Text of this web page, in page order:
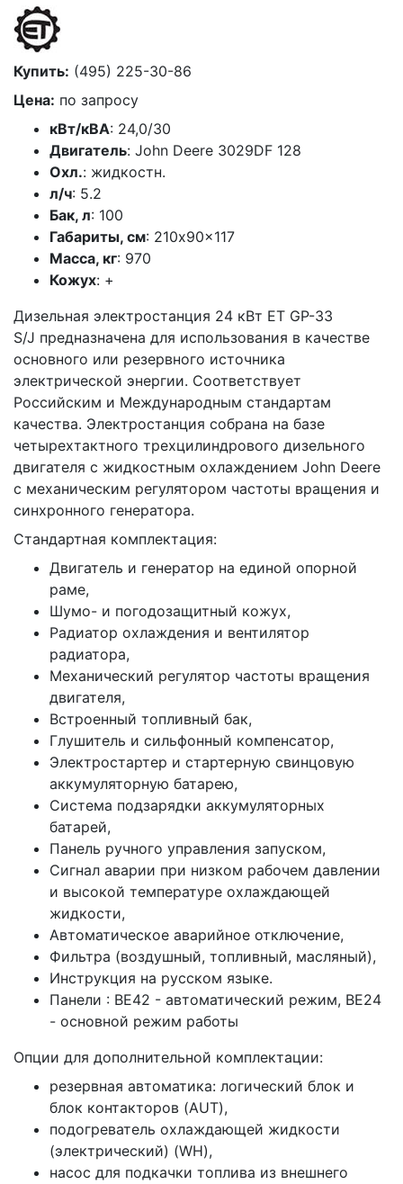
Купить: (495) 225-30-86
Цена: по запросу
кВт/кВА: 24,0/30
Двигатель: John Deere 3029DF 128
Охл.: жидкостн.
л/ч: 5.2
Бак, л: 100
Габариты, см: 210x90x117
Масса, кг: 970
Кожух: +
Дизельная электростанция 24 кВт ET GP-33
S/J предназначена для использования в качестве
основного или резервного источника
электрической энергии. Соответствует
Российским и Международным стандартам
качества. Электростанция собрана на базе
четырехтактного трехцилиндрового дизельного
двигателя с жидкостным охлаждением John Deere
с механическим регулятором частоты вращения и
синхронного генератора.
Стандартная комплектация:
Двигатель и генератор на единой опорной
раме,
Шумо- и погодозащитный кожух,
Радиатор охлаждения и вентилятор
радиатора,
Механический регулятор частоты вращения
двигателя,
Встроенный топливный бак,
Глушитель и сильфонный компенсатор,
Электростартер и стартерную свинцовую
аккумуляторную батарею,
Система подзарядки аккумуляторных
батарей,
Панель ручного управления запуском,
Сигнал аварии при низком рабочем давлении
и высокой температуре охлаждающей
жидкости,
Автоматическое аварийное отключение,
Фильтра (воздушный, топливный, масляный),
Инструкция на русском языке.
Панели : ВЕ42 - автоматический режим, ВЕ24
- основной режим работы
Опции для дополнительной комплектации:
резервная автоматика: логический блок и
блок контакторов (AUT),
подогреватель охлаждающей жидкости
(электрический) (WH),
насос для подкачки топлива из внешнего